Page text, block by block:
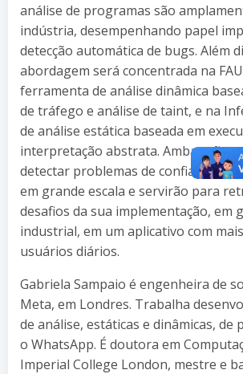
análise de programas são
indústria, desempenhando papel
detecção automática de bugs. Além
abordagem será concentrada na
ferramenta de análise dinâmica
de tráfego e análise de taint, e na
de análise estática baseada em
interpretação abstrata. Ambas são
detectar problemas de confiabilidade
em grande escala e servirão para
desafios da sua implementação, em
industrial, em um aplicativo com
usuários diários.
Gabriela Sampaio é engenheira de
Meta, em Londres. Trabalha
de análise, estáticas e dinâmicas, de
o WhatsApp. É doutora em
Imperial College London, mestre e